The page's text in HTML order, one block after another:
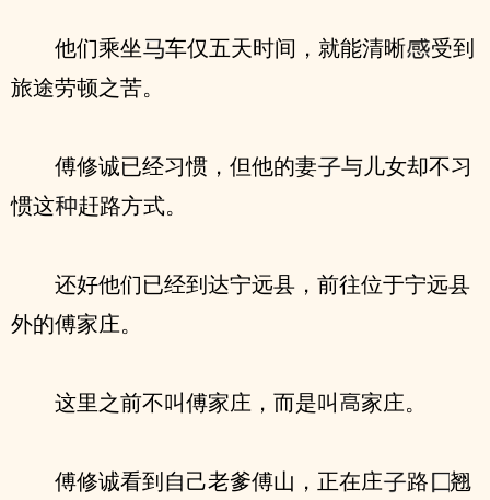
他们乘坐 车仅五天时间，就能清晰
受到
旅途劳顿之苦。
傅修诚已经习惯，但他的妻
与儿女却不习
惯这
赶路方式。
还好他们已经到达宁远县，前往位于宁远县
外的傅家庄。
这里之前不叫傅家庄，而是叫 家庄。
傅修诚看到自己老爹傅山，正在庄 路
翘